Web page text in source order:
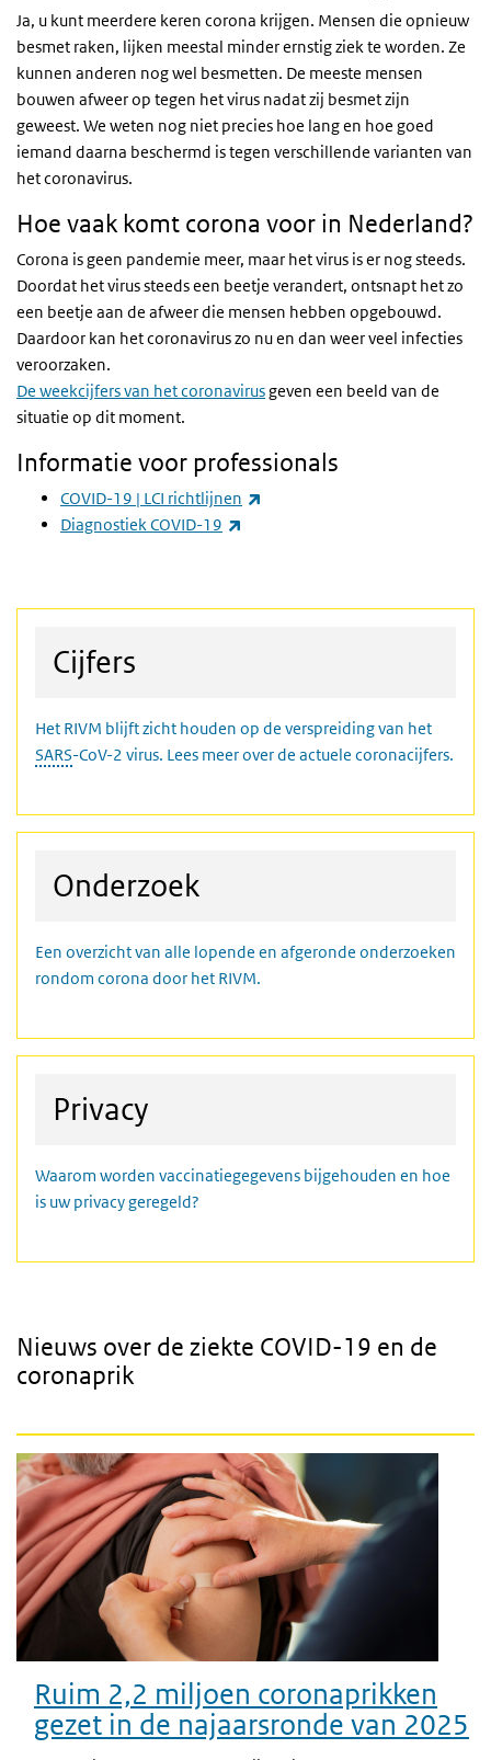
Ja, u kunt meerdere keren corona krijgen. Mensen die opnieuw
besmet raken, lijken meestal minder ernstig ziek te worden. Ze
kunnen anderen nog wel besmetten. De meeste mensen
bouwen afweer op tegen het virus nadat zij besmet zijn
geweest. We weten nog niet precies hoe lang en hoe goed
iemand daarna beschermd is tegen verschillende varianten van
het coronavirus.
Hoe vaak komt corona voor in Nederland?
Corona is geen pandemie meer, maar het virus is er nog steeds.
Doordat het virus steeds een beetje verandert, ontsnapt het zo
een beetje aan de afweer die mensen hebben opgebouwd.
Daardoor kan het coronavirus zo nu en dan weer veel infecties
veroorzaken.
De weekcijfers van het coronavirusgeven een beeld van de
situatie op dit moment.
Informatie voor professionals
COVID-19 | LCI richtlijnen
Diagnostiek COVID-19
Cijfers
Het RIVM blijft zicht houden op de verspreiding van het
SARS-CoV-2 virus. Lees meer over de actuele coronacijfers.
Onderzoek
Een overzicht van alle lopende en afgeronde onderzoeken
rondom corona door het RIVM.
Privacy
Waarom worden vaccinatiegegevens bijgehouden en hoe
is uw privacy geregeld?
Nieuws over de ziekte COVID-19 en de
coronaprik
Ruim 2,2 miljoen coronaprikken
gezet in de najaarsronde van 2025